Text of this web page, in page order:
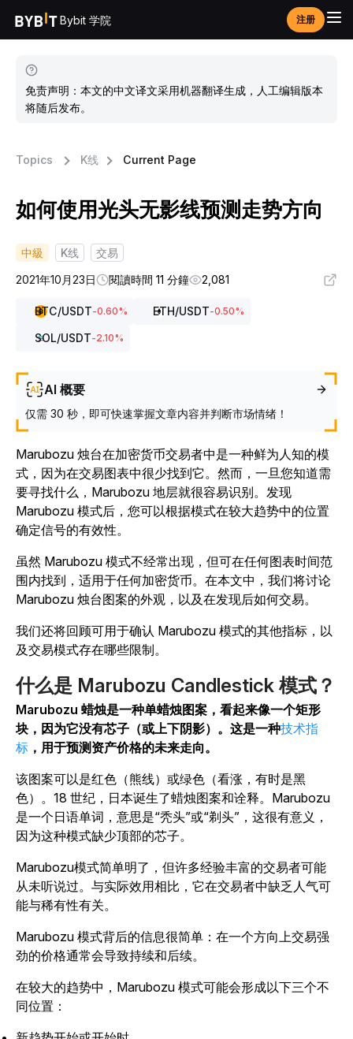
Bybit 学院 注册
免责声明：本文的中文译文采用机器翻译生成，人工编辑版本
将随后发布。
Topics K线 Current Page
如何使用光头无影线预测走势方向
中級 K线
交易
2021年10月23日
閱讀時間 11 分鐘 2,081
BTC/USDT-0.60% ETH/USDT-0.50%
SOL/USDT-2.10%
AI 概要
仅需 30 秒，即可快速掌握文章内容并判断市场情绪！
Marubozu 烛台在加密货币交易者中是一种鲜为人知的模
式，因为在交易图表中很少找到它。然而，一旦您知道需
要寻找什么，Marubozu 地层就很容易识别。发现
Marubozu 模式后，您可以根据模式在较大趋势中的位置
确定信号的有效性。
虽然 Marubozu 模式不经常出现，但可在任何图表时间范
围内找到，适用于任何加密货币。在本文中，我们将讨论
Marubozu 烛台图案的外观，以及在发现后如何交易。
我们还将回顾可用于确认 Marubozu 模式的其他指标，以
及交易模式存在哪些限制。
什么是 Marubozu Candlestick 模式？
Marubozu 蜡烛是一种单蜡烛图案，看起来像一个矩形
块，因为它没有芯子（或上下阴影）。这是一种技术指
标 ，用于预测资产价格的未来走向。
该图案可以是红色（熊线）或绿色（看涨，有时是黑
色）。18 世纪，日本诞生了蜡烛图案和诠释。Marubozu
是一个日语单词，意思是“秃头”或“剃头”，这很有意义，
因为这种模式缺少顶部的芯子。
Marubozu模式简单明了，但许多经验丰富的交易者可能
从未听说过。与实际效用相比，它在交易者中缺乏人气可
能与稀有性有关。
Marubozu 模式背后的信息很简单：在一个方向上交易强
劲的价格通常会导致持续和后续。
在较大的趋势中，Marubozu 模式可能会形成以下三个不
同位置：